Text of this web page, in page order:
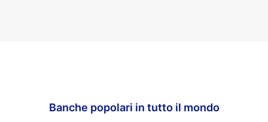
Banche popolari in tutto il mondo